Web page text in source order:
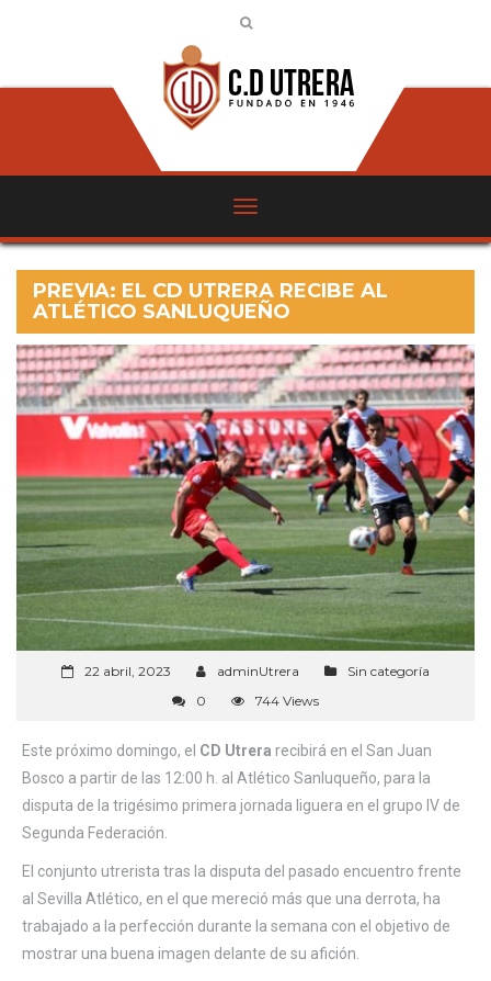
PREVIA: EL CD UTRERA RECIBE AL
ATLÉTICO SANLUQUEÑO
22 abril, 2023 adminUtrera
Sin categoría
0
744 Views
Este próximo domingo, el CD Utrera recibirá en el San Juan
Bosco a partir de las 12:00 h. al Atlético Sanluqueño, para la
disputa de la trigésimo primera jornada liguera en el grupo IV de
Segunda Federación.
El conjunto utrerista tras la disputa del pasado encuentro frente
al Sevilla Atlético, en el que mereció más que una derrota, ha
trabajado a la perfección durante la semana con el objetivo de
mostrar una buena imagen delante de su afición.